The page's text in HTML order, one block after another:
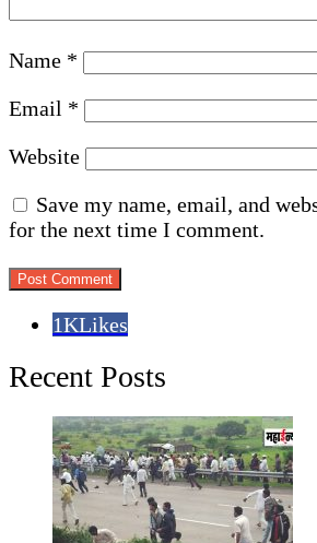
Name *
Email *
Website
Save my name, email, and
for the next time I comment.
1KLikes
Recent Posts